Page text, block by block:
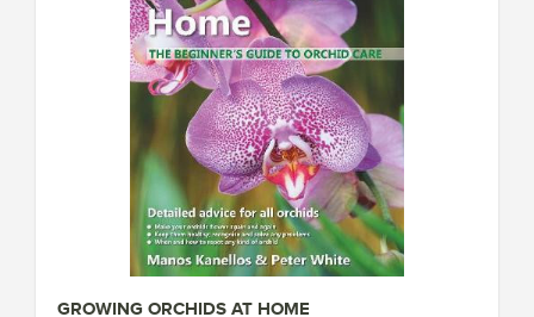
GROWING ORCHIDS AT HOME